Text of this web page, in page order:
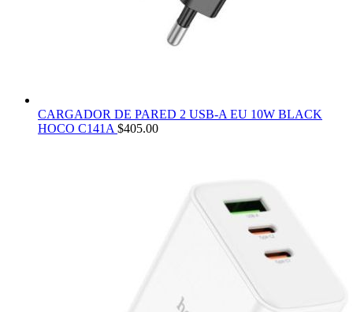
CARGADOR DE PARED 2 USB-A EU 10W BLACK
HOCO C141A $405.00